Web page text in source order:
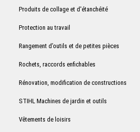
Produits de collage et d'étanchéité
Protection au travail
Rangement d’outils et de petites pièces
Rochets, raccords enfichables
Rénovation, modification de constructions
STIHL Machines de jardin et outils
Vêtements de loisirs